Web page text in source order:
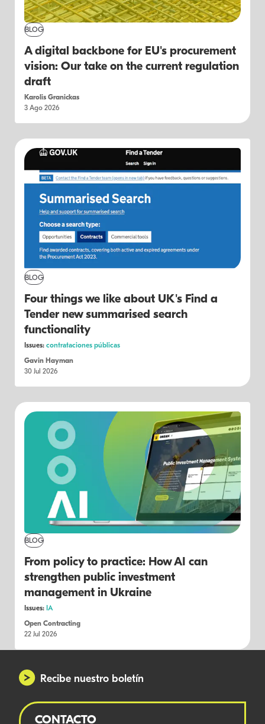
BLOG
A digital backbone for EU's procurement
vision: Our take on the current regulation
draft
Karolis Granickas
3 Ago 2026
BLOG
Four things we like about UK's Find a
Tender new summarised search
functionality
Issues: contrataciones públicas
Gavin Hayman
30 Jul 2026
BLOG
From policy to practice: How AI can
strengthen public investment
management in Ukraine
Issues: IA
Open Contracting
22 Jul 2026
Recibe nuestro boletín
CONTACTO